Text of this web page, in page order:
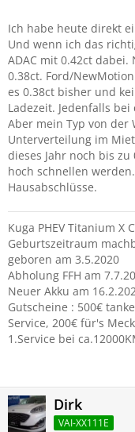
Ich habe heute direkt
Und wenn ich das
ADAC mit 0.42ct
0.38ct. Ford/
es 0.38ct bisher und
Ladezeit. Jedenfalls
Aber mein Typ von der
Unterverteilung im
dieses Jahr noch bis
hoch schnellen
Hausabschlüsse.
Kuga PHEV Titanium
Geburtszeitraum
geboren am 3.5.2020
Abholung FFH am
Neuer Akku am
Gutscheine : 500€
Service, 200€ für's
1.Service bei
Dirk
VAI-XX111E